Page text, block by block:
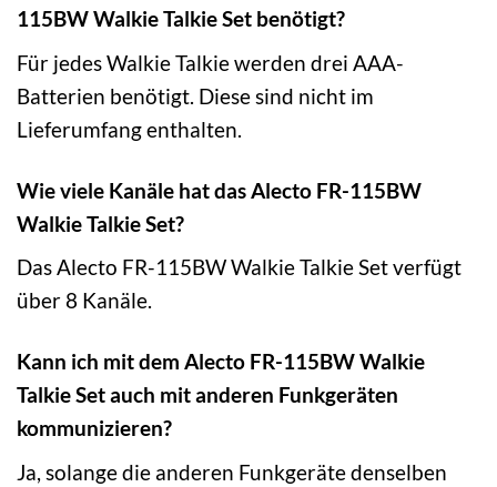
115BW Walkie Talkie Set benötigt?
Für jedes Walkie Talkie werden drei AAA-
Batterien benötigt. Diese sind nicht im
Lieferumfang enthalten.
Wie viele Kanäle hat das Alecto FR-115BW
Walkie Talkie Set?
Das Alecto FR-115BW Walkie Talkie Set verfügt
über 8 Kanäle.
Kann ich mit dem Alecto FR-115BW Walkie
Talkie Set auch mit anderen Funkgeräten
kommunizieren?
Ja, solange die anderen Funkgeräte denselben